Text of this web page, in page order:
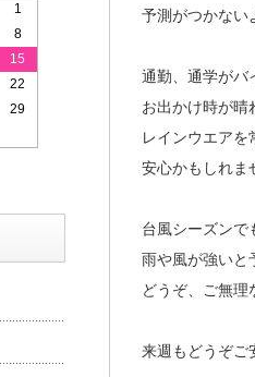
予測がつかない
通勤、通学がバ
お出かけ時が晴
レインウエアを
安心かもしれま
台風シーズンで
雨や風が強いと
どうぞ、ご無理
来週もどうぞご
1
8
15
22
29